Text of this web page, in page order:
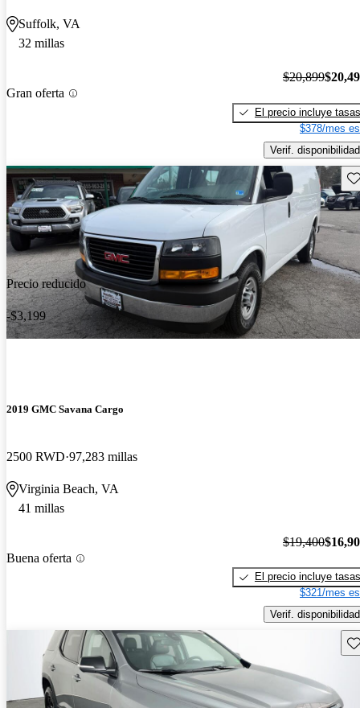
Suffolk, VA
32 millas
Gran oferta
$20,899
El precio incluye tasas
$378/mes
Verif. disponibilidad
Precio reducido
-$3,199
2019 GMC Savana Cargo
2500 RWD 97,283 millas
Virginia Beach, VA
41 millas
Buena oferta
$19,400
El precio incluye tasas
$321/mes
Verif. disponibilidad